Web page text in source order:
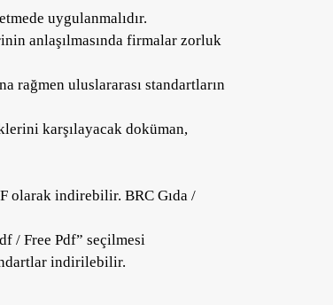
uygulanmalıdır.
anlaşılmasında firmalar zorluk
rağmen uluslararası standartların
karşılayacak doküman,
olarak indirebilir. BRC Gıda /
/ Free Pdf” seçilmesi
indirilebilir.